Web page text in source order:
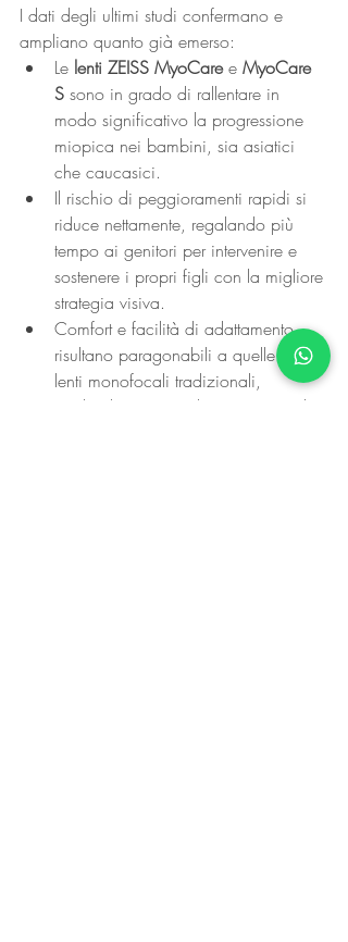
I dati degli ultimi studi confermano e
ampliano quanto già emerso:
Le lenti ZEISS MyoCare e MyoCare
S sono in grado di rallentare in
modo significativo la progressione
miopica nei bambini, sia asiatici
che caucasici.
Il rischio di peggioramenti rapidi si
riduce nettamente, regalando più
tempo ai genitori per intervenire e
sostenere i propri figli con la migliore
strategia visiva.
Comfort e facilità di adattamento
risultano paragonabili a quelle delle
lenti monofocali tradizionali,
rendendo questa soluzione non solo